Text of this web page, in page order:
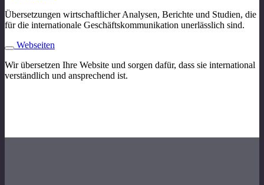
Übersetzungen wirtschaftlicher Analysen, Berichte und Studien, die
für die internationale Geschäftskommunikation unerlässlich sind.
Webseiten
Wir übersetzen Ihre Website und sorgen dafür, dass sie international
verständlich und ansprechend ist.